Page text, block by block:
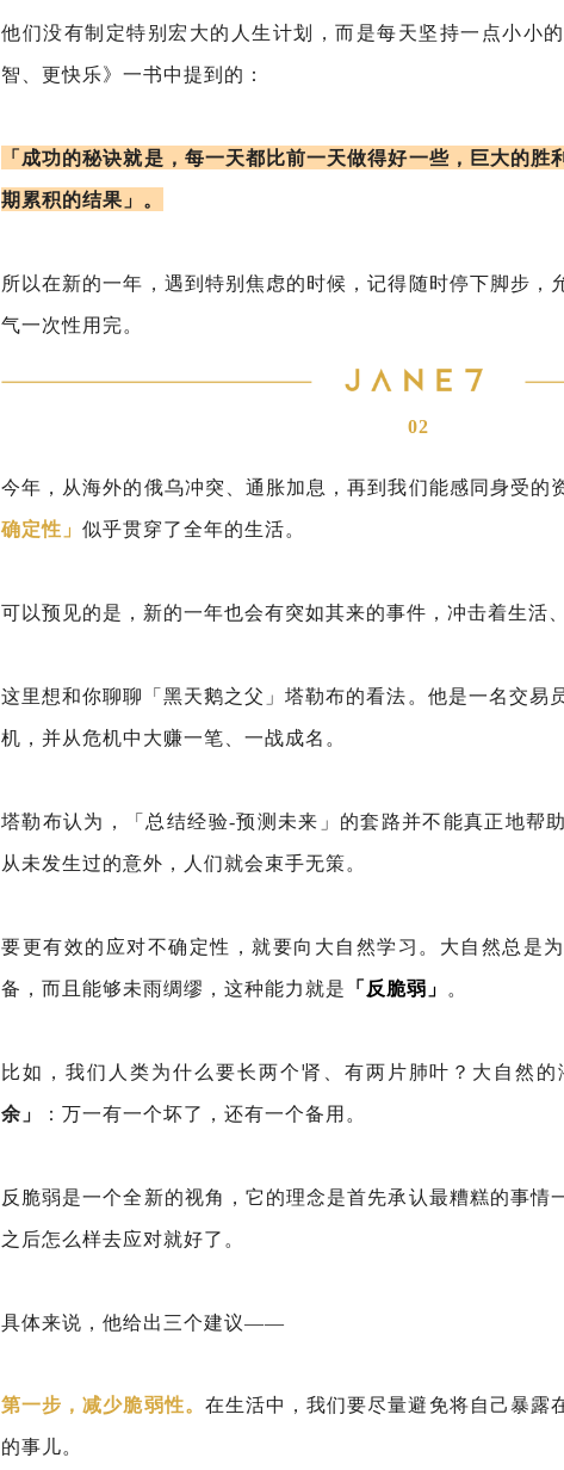
他们没有制定特别宏大的人生计划，而是每天坚持一点小小
智、更快乐》一书中提到的：
「成功的秘诀就是，每一天都比前一天做得好一些，巨大的胜
期累积的结果」。
所以在新的一年，遇到特别焦虑的时候，记得随时停下脚步，
气一次性用完。
02
今年，从海外的俄乌冲突、通胀加息，再到我们能感同身受的
确定性」 似乎贯穿了全年的生活。
可以预见的是，新的一年也会有突如其来的事件，冲击着生活
这里想和你聊聊「黑天鹅之父」塔勒布的看法。他是一名交易
机，并从危机中大赚一笔、一战成名。
塔勒布认为，「总结经验-预测未来」的套路并不能真正地帮
从未发生过的意外，人们就会束手无策。
要更有效的应对不确定性，就要向大自然学习。大自然总是
备，而且能够未雨绸缪，这种能力就是 「反脆弱」 。
比如，我们人类为什么要长两个肾、有两片肺叶？大自然的
余」 ：万一有一个坏了，还有一个备用。
反脆弱是一个全新的视角，它的理念是首先承认最糟糕的事情
之后怎么样去应对就好了。
具体来说，他给出三个建议——
第一步，减少脆弱性。 在生活中，我们要尽量避免将自己暴露
的事儿。